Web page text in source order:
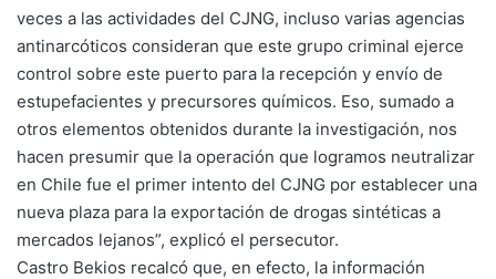
veces a las actividades del CJNG, incluso varias agencias
antinarcóticos consideran que este grupo criminal ejerce
control sobre este puerto para la recepción y envío de
estupefacientes y precursores químicos. Eso, sumado a
otros elementos obtenidos durante la investigación, nos
hacen presumir que la operación que logramos neutralizar
en Chile fue el primer intento del CJNG por establecer una
nueva plaza para la exportación de drogas sintéticas a
mercados lejanos”, explicó el persecutor.
Castro Bekios recalcó que, en efecto, la información